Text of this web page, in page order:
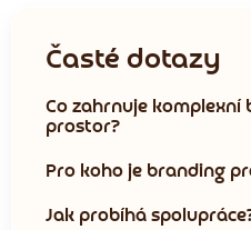
Časté dotazy
Co zahrnuje
prostor?
Pro koho je branding
Jak probíhá